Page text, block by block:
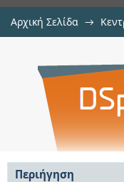
Αρχική Σελίδα →
Σχεδίαση
συχνότητας
Περιήγηση